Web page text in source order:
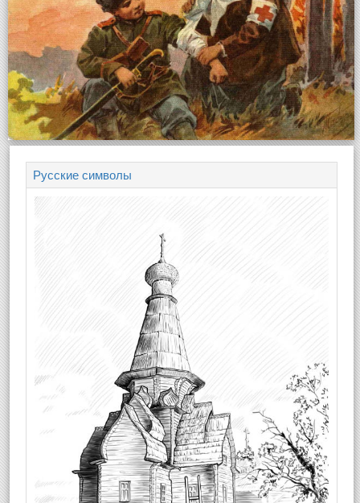
Русские символы